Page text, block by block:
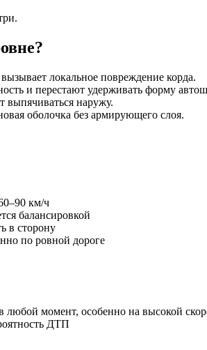
локальное повреждение корда.
и перестают удерживать форму
выпячиваться наружу.
оболочка без армирующего слоя.
км/ч
балансировкой
в сторону
по ровной дороге
любой момент, особенно на высокой
ДТП